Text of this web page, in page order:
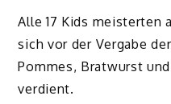
Alle 17 Kids meisterten
sich vor der Vergabe
Pommes, Bratwurst
verdient.